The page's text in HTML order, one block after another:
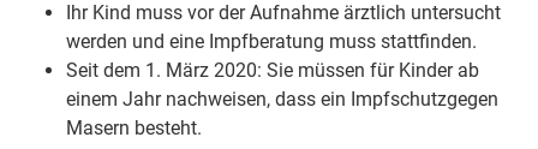
Ihr Kind muss vor der Aufnahme ärztlich untersucht
werden und eine Impfberatung muss stattfinden.
Seit dem 1. März 2020: Sie müssen für Kinder ab
einem Jahr nachweisen, dass ein Impfschutzgegen
Masern besteht.